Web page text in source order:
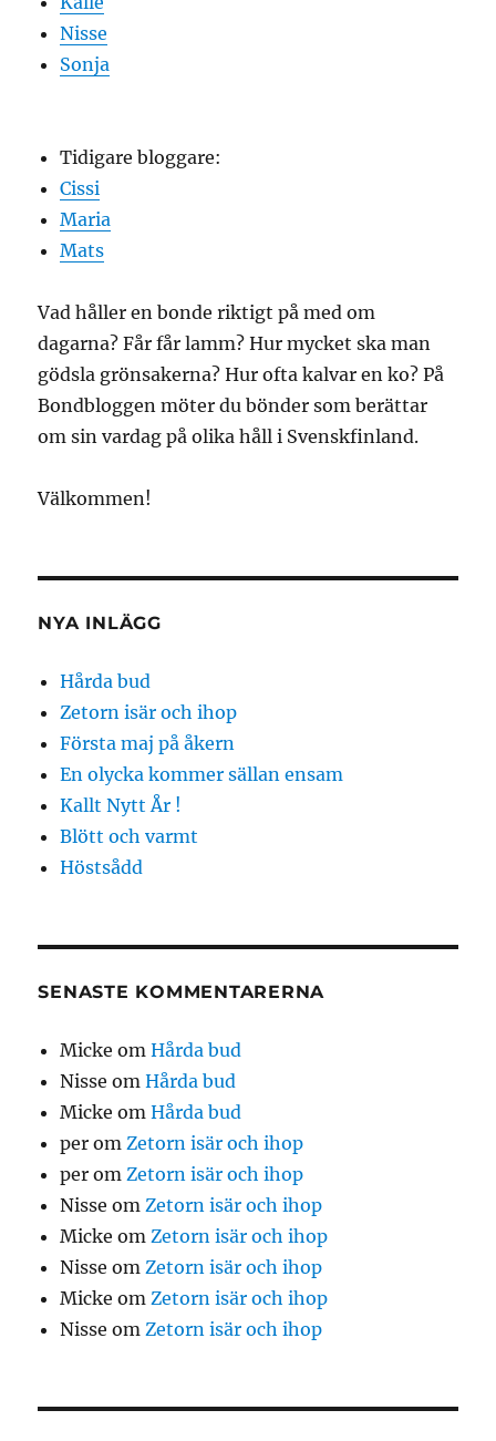
Nisse
Sonja
Tidigare bloggare:
Cissi
Maria
Mats
Vad håller en bonde riktigt på med om
dagarna? Får får lamm? Hur mycket ska man
gödsla grönsakerna? Hur ofta kalvar en ko? På
Bondbloggen möter du bönder som berättar
om sin vardag på olika håll i Svenskfinland.
Välkommen!
NYA INLÄGG
Hårda bud
Zetorn isär och ihop
Första maj på åkern
En olycka kommer sällan ensam
Kallt Nytt År !
Blött och varmt
Höstsådd
SENASTE KOMMENTARERNA
Micke omHårda bud
Nisse omHårda bud
Micke omHårda bud
per om Zetorn isär och ihop
per om Zetorn isär och ihop
Nisse om Zetorn isär och ihop
Micke om Zetorn isär och ihop
Nisse om Zetorn isär och ihop
Micke om Zetorn isär och ihop
Nisse om Zetorn isär och ihop